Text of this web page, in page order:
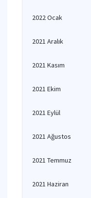
2022 Ocak
2021 Aralık
2021 Kasım
2021 Ekim
2021 Eylül
2021 Ağustos
2021 Temmuz
2021 Haziran